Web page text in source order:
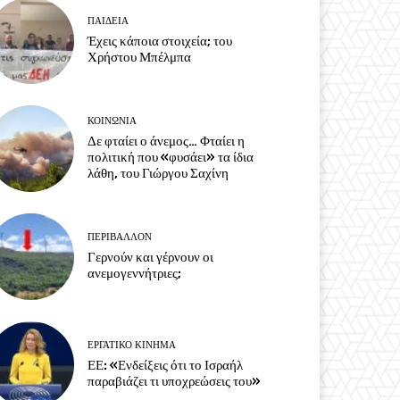
ΠΑΙΔΕΙΑ
Έχεις κάποια στοιχεία; του
Χρήστου Μπέλμπα
ΚΟΙΝΩΝΙΑ
Δε φταίει ο άνεμος… Φταίει η
πολιτική που «φυσάει» τα ίδια
λάθη, του Γιώργου Σαχίνη
ΠΕΡΙΒΆΛΛΟΝ
Γερνούν και γέρνουν οι
ανεμογεννήτριες;
ΕΡΓΑΤΙΚΟ ΚΙΝΗΜΑ
ΕΕ: «Ενδείξεις ότι το Ισραήλ
παραβιάζει τι υποχρεώσεις του»